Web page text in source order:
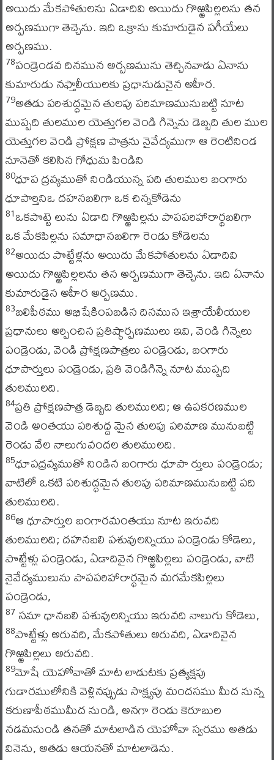
అయిదు మేకపోతులను ఏడాదివి అయిదు గొఱ్ఱపిల్లలను తన
అర్పణముగా తెచ్చెను. ఇది ఒక్రాను కుమారుడైన పగీయేలు
అర్పణము.
78పండ్రెండవ దినమున అర్పణమును తెచ్చినవాడు ఏనాను
కుమారుడు నఫ్తాలీయులకు ప్రధానుడునైన అహీర.
79అతడు పరిశుద్ధమైన తులపు పరిమాణమునుబట్టి నూట
ముప్పది తులముల యెత్తుగల వెండి గిన్నెను డెబ్బది తుల ముల
యెత్తుగల వెండి ప్రోక్షణ పాత్రను నైవేద్యముగా ఆ రెంటినిండ
నూనెతో కలిసిన గోధుమ పిండిని
80ధూప ద్రవ్యముతో నిండియున్న పది తులముల బంగారు
ధూపార్తినిఒ దహనబలిగా ఒక చిన్నకోడెను
81ఒకపొట్టె లును ఏడాది గొఱ్ఱపిల్లను పాపపరిహారార్థబలిగా
ఒక మేకపిల్లను సమాధానబలిగా రెండు కోడెలను
82అయిదు పొట్టేళ్లను అయిదు మేకపోతులను ఏడాదివి
అయిదు గొఱ్ఱపిల్లలను తన అర్పణముగా తెచ్చెను. ఇది ఏనాను
కుమారుడైన అహీర అర్పణము.
83బలిపీఠము అభిషేకింపబడిన దినమున ఇశ్రాయేలీయుల
ప్రధానులు అర్పించిన ప్రతిష్ఠార్పణములు ఇవి, వెండి గిన్నెలు
పండ్రెండు, వెండి ప్రోక్షణపాత్రలు పండ్రెండు, బంగారు
ధూపార్తులు పండ్రెండు, ప్రతి వెండిగిన్నె నూట ముప్పది
తులములది.
84ప్రతి ప్రోక్షణపాత్ర డెబ్బది తులములది; ఆ ఉపకరణముల
వెండి అంతయు పరిశుధ్ద మైన తులపు పరిమాణ మునుబట్టి
రెండు వేల నాలుగువందల తులములది.
85ధూపద్రవ్యముతో నిండిన బంగారు ధూపా ర్తులు పండ్రెండు;
వాటిలో ఒకటి పరిశుద్ధమైన తులపు పరిమాణమునుబట్టి పది
తులములది.
86ఆ ధూపార్తుల బంగారమంతయు నూట ఇరువది
తులములది; దహనబలి పశువులన్నియు పండ్రెండు కోడెలు,
పొట్టేళ్లు పండ్రెండు, ఏడాదివైన గొఱ్ఱపిల్లలు పండ్రెండు, వాటి
నైవేద్యములును పాపపరిహారార్థమైన మగమేకపిల్లలు
పండ్రెండు,
87సమా ధానబలి పశువులన్నియు ఇరువది నాలుగు కోడెలు,
88పొట్టేళ్లు అరువది, మేకపోతులు అరువది, ఏడాదివైన
గొఱ్ఱపిల్లలు అరువది.
89మోషే యెహోవాతో మాట లాడుటకు ప్రత్యక్షపు
గుడారములోనికి వెళ్లినప్పుడు సాక్ష్యపు మందసము మీద నున్న
కరుణాపీఠముమీద నుండి, అనగా రెండు కెరూబుల
నడమనుండి తనతో మాటలాడిన యెహోవా స్వరము అతడు
వినెను, అతడు ఆయనతో మాటలాడెను.